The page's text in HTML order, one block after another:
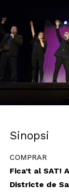
Sinopsi
COMPRAR
Fica’t al SAT!
Districte de